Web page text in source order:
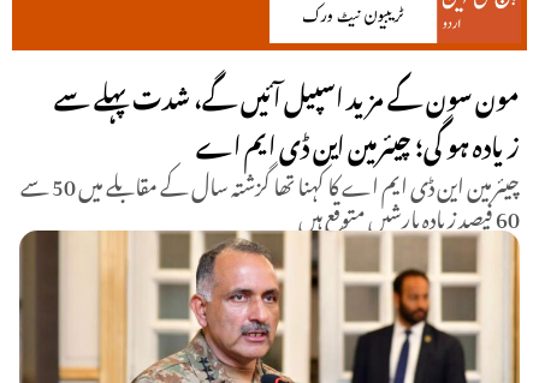
مون سون کے مزید اسپیل آئیں گے، شدت پہلے سے
زیادہ ہو گی؛ چیئرمین این ڈی ایم اے
چیئرمین این ڈی ایم اے کا کہنا تھا گزشتہ سال کے مقابلے میں 50 سے
60 فیصد زیادہ بارشیں متوقع ہیں